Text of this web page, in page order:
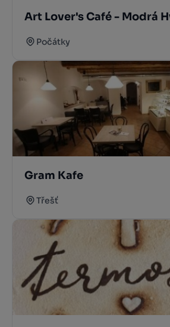
Art Lover's Café - Modrá
Počátky
Gram Kafe
Třešť